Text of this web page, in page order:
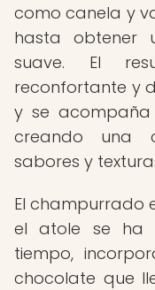
como canela y
hasta obtener
suave. El
reconfortante y
y se
creando una
sabores y
El champurrado
el atole se ha
tiempo,
chocolate que